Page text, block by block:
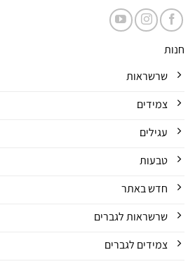
חנות
שרשראות
צמידים
עגילים
טבעות
חדש באתר
שרשראות לגברים
צמידים לגברים